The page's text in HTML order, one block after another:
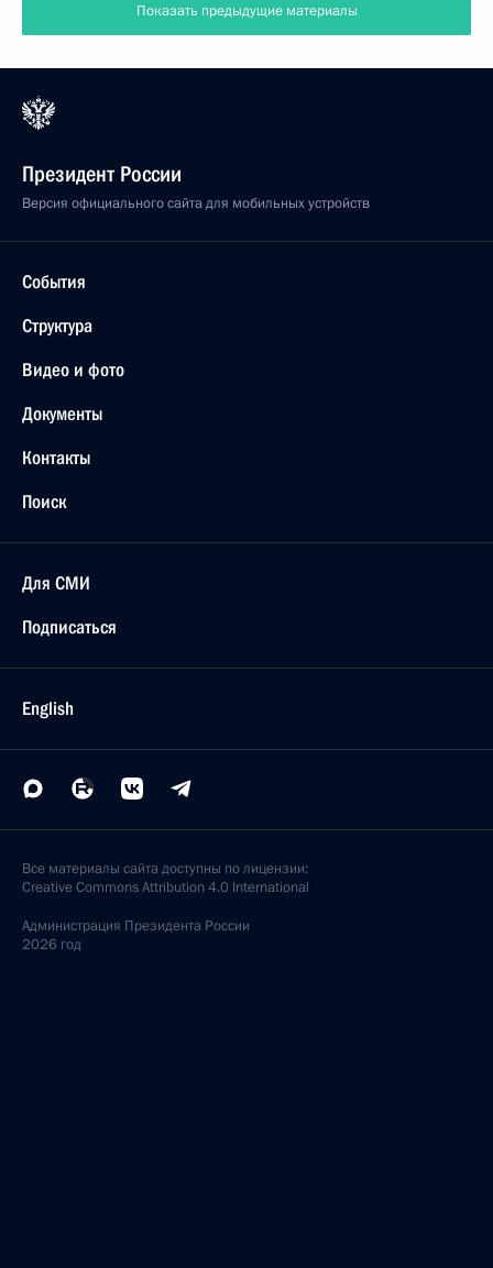
Показать предыдущие материалы
Президент России
Версия официального сайта для мобильных устройств
События
Структура
Видео и фото
Документы
Контакты
Поиск
Для СМИ
Подписаться
English
Все материалы сайта доступны по лицензии:
Creative Commons Attribution 4.0 International
Администрация Президента России
2026 год